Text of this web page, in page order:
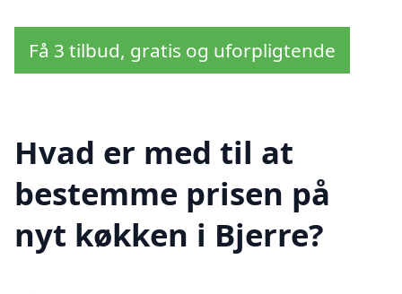
Få 3 tilbud, gratis og uforpligtende
Hvad er med til at
bestemme prisen på
nyt køkken i Bjerre?